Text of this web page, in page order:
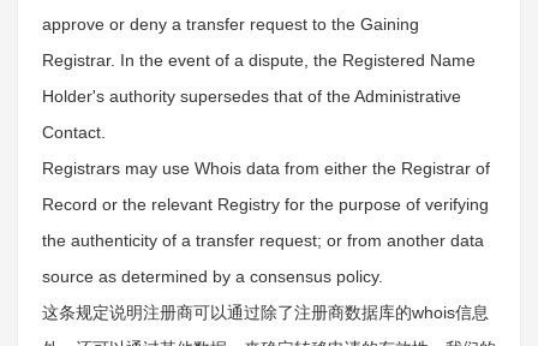
approve or deny a transfer request to the Gaining
Registrar. In the event of a dispute, the Registered Name
Holder's authority supersedes that of the Administrative
Contact.
Registrars may use Whois data from either the Registrar of
Record or the relevant Registry for the purpose of verifying
the authenticity of a transfer request; or from another data
source as determined by a consensus policy.
这条规定说明注册商可以通过除了注册商数据库的whois信息